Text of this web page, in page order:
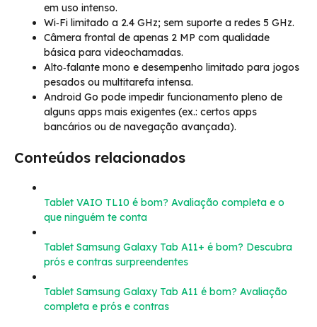
em uso intenso.
Wi‑Fi limitado a 2.4 GHz; sem suporte a redes 5 GHz.
Câmera frontal de apenas 2 MP com qualidade
básica para videochamadas.
Alto‑falante mono e desempenho limitado para jogos
pesados ou multitarefa intensa.
Android Go pode impedir funcionamento pleno de
alguns apps mais exigentes (ex.: certos apps
bancários ou de navegação avançada).
Conteúdos relacionados
Tablet VAIO TL10 é bom? Avaliação completa e o
que ninguém te conta
Tablet Samsung Galaxy Tab A11+ é bom? Descubra
prós e contras surpreendentes
Tablet Samsung Galaxy Tab A11 é bom? Avaliação
completa e prós e contras